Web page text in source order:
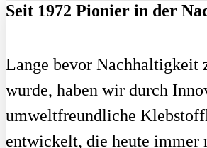
Seit 1972 Pionier in der
Lange bevor Nachhaltigkeit
wurde, haben wir durch
umweltfreundliche
entwickelt, die heute immer